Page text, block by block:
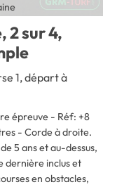
2 sur 4,
1, départ à
épreuve - Réf: +8
- Corde à droite.
5 ans et au-dessus,
dernière inclus et
en obstacles,